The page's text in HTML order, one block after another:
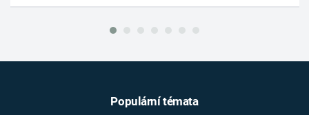
Populární témata